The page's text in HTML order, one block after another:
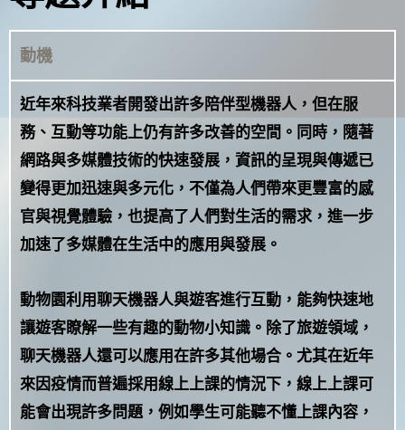
動機
近年來科技業者開發出許多陪伴型機器人，但在服
務、互動等功能上仍有許多改善的空間。同時，隨著
網路與多媒體技術的快速發展，資訊的呈現與傳遞已
變得更加迅速與多元化，不僅為人們帶來更豐富的感
官與視覺體驗，也提高了人們對生活的需求，進一步
加速了多媒體在生活中的應用與發展。
動物園利用聊天機器人與遊客進行互動，能夠快速地
讓遊客瞭解一些有趣的動物小知識。除了旅遊領域，
聊天機器人還可以應用在許多其他場合。尤其在近年
來因疫情而普遍採用線上上課的情況下，線上上課可
能會出現許多問題，例如學生可能聽不懂上課內容，